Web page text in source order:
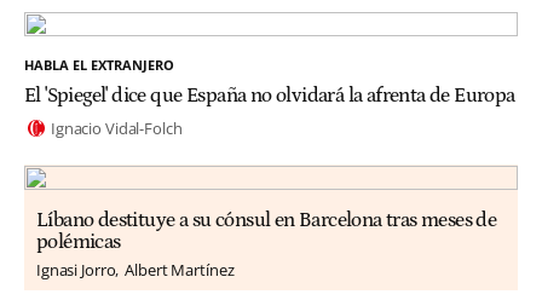
HABLA EL EXTRANJERO
El 'Spiegel' dice que España no olvidará la afrenta de Europa
Ignacio Vidal-Folch
Líbano destituye a su cónsul en Barcelona tras meses de
polémicas
Ignasi Jorro Albert Martínez